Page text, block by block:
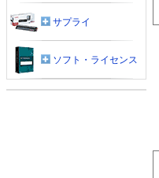
サプライ
ソフト・ライセンス